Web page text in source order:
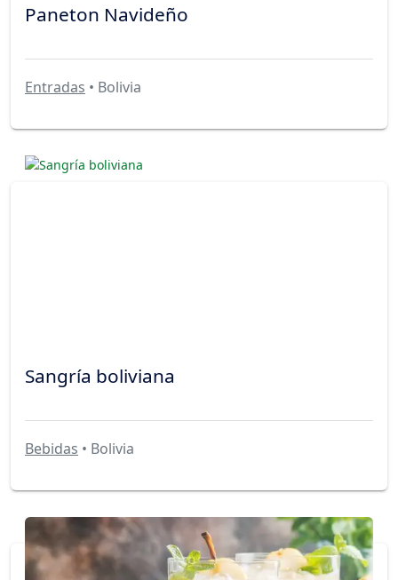
Paneton Navideño
Entradas • Bolivia
Sangría boliviana
Bebidas • Bolivia